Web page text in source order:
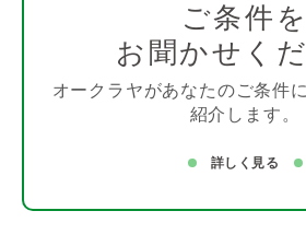
ご条件を
お聞かせく
オークラヤがあなたのご条件
紹介します。
詳しく見る